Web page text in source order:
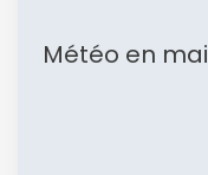
Météo en mai